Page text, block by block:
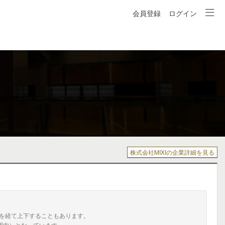
会員登録 ログイン
株式会社MIXIの企業詳細を見る
て上下することもあります。